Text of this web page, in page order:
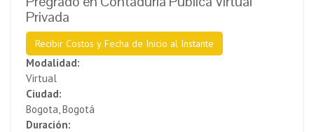
Privada
Recibir Costos y Fecha de Inicio al Instante
Modalidad:
Virtual
Ciudad:
Bogota, Bogotá
Duración: